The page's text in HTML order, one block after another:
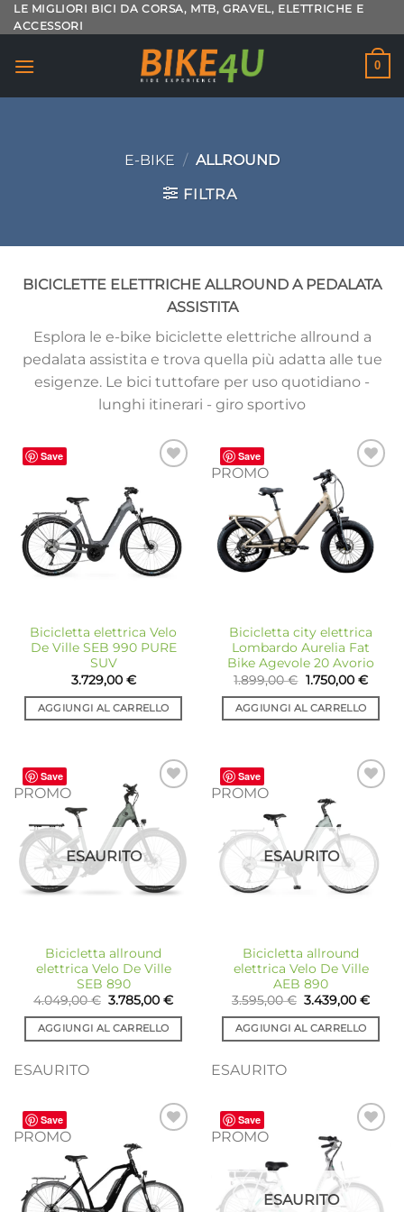
Salta
ai
LE MIGLIORI BICI DA CORSA, MTB, GRAVEL, ELETTRICHE E
ACCESSORI
0
E-BIKE / ALLROUND
FILTRA
BICICLETTE ELETTRICHE ALLROUND A PEDALATA
ASSISTITA
Esplora le e-bike biciclette elettriche allround a
pedalata assistita e trova quella più adatta alle tue
esigenze. Le bici tuttofare per uso quotidiano -
lunghi itinerari - giro sportivo
Save
alla lista
desideri
Bicicletta elettrica Velo
De Ville SEB 990 PURE
SUV
3.729,00 €
AGGIUNGI AL CARRELLO
Save
PROMO
Aggiungi
alla lista
desideri
Bicicletta city elettrica
Lombardo Aurelia Fat
Bike Agevole 20 Avorio
1.899,00€ Il
prezzo
originale
era:
1.750,00 €Il
AGGIUNGI AL CARRELLO
Save
PROMO
Aggiungi
dei
desideri
ESAURITO
Bicicletta allround
elettrica Velo De Ville
SEB 890
4.049,00€ Il
prezzo
originale
era:
4.049,00 €.
3.785,00€Il
attuale
3.785,00 €.
AGGIUNGI AL CARRELLO
ESAURITO
Save
PROMO
Aggiungi
desideri
ESAURITO
Bicicletta allround
elettrica Velo De Ville
AEB 890
3.595,00€ Il
prezzo
originale
era:
3.595,00 €.
3.439,00€Il
AGGIUNGI AL CARRELLO
ESAURITO
Save
PROMO
Aggiungi
desideri
Save
PROMO
Aggiungi
alla lista
desideri
ESAURITO